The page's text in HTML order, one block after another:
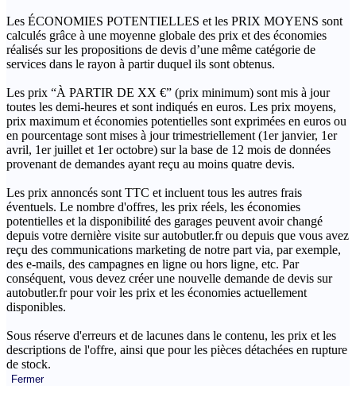
Les ÉCONOMIES POTENTIELLES et les PRIX MOYENS sont
calculés grâce à une moyenne globale des prix et des économies
réalisés sur les propositions de devis d’une même catégorie de
services dans le rayon à partir duquel ils sont obtenus.
Les prix “À PARTIR DE XX €” (prix minimum) sont mis à jour
toutes les demi-heures et sont indiqués en euros. Les prix moyens,
prix maximum et économies potentielles sont exprimées en euros ou
en pourcentage sont mises à jour trimestriellement (1er janvier, 1er
avril, 1er juillet et 1er octobre) sur la base de 12 mois de données
provenant de demandes ayant reçu au moins quatre devis.
Les prix annoncés sont TTC et incluent tous les autres frais
éventuels. Le nombre d'offres, les prix réels, les économies
potentielles et la disponibilité des garages peuvent avoir changé
depuis votre dernière visite sur autobutler.fr ou depuis que vous avez
reçu des communications marketing de notre part via, par exemple,
des e-mails, des campagnes en ligne ou hors ligne, etc. Par
conséquent, vous devez créer une nouvelle demande de devis sur
autobutler.fr pour voir les prix et les économies actuellement
disponibles.
Sous réserve d'erreurs et de lacunes dans le contenu, les prix et les
descriptions de l'offre, ainsi que pour les pièces détachées en rupture
de stock.
Fermer